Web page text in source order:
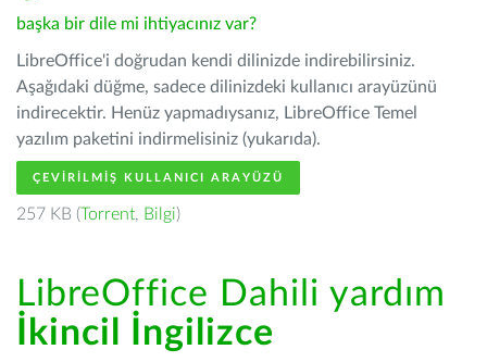
başka bir dile mi ihtiyacınız var?
LibreOffice'i doğrudan kendi dilinizde indirebilirsiniz.
Aşağıdaki düğme, sadece dilinizdeki kullanıcı arayüzünü
indirecektir. Henüz yapmadıysanız, LibreOffice Temel
yazılım paketini indirmelisiniz (yukarıda).
ÇEVIRILMIŞ KULLANICI ARAYÜZÜ
257 KB (Torrent, Bilgi)
LibreOffice Dahili yardım
İkincil İngilizce